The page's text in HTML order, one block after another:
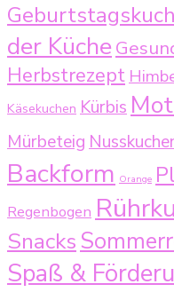
der Küche
Herbstrezept
Käsekuchen Kürbis
Mürbeteig
Backform Orange
Regenbogen
Snacks
Spaß &